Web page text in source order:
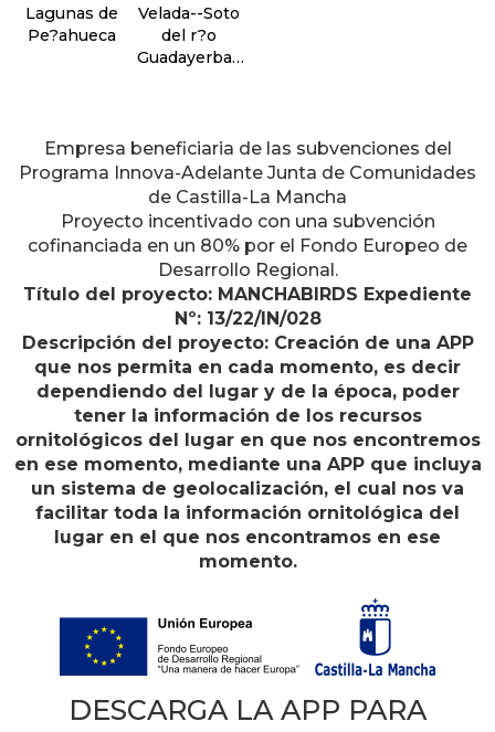
Lagunas de
Pe?ahueca
Velada--Soto
del r?o
Guadayerbas
Empresa beneficiaria de las subvenciones del
Programa Innova-Adelante Junta de Comunidades
de Castilla-La Mancha
Proyecto incentivado con una subvención
cofinanciada en un 80% por el Fondo Europeo de
Desarrollo Regional.
Título del proyecto: MANCHABIRDS Expediente
Nº: 13/22/IN/028
Descripción del proyecto: Creación de una APP
que nos permita en cada momento, es decir
dependiendo del lugar y de la época, poder
tener la información de los recursos
ornitológicos del lugar en que nos encontremos
en ese momento, mediante una APP que incluya
un sistema de geolocalización, el cual nos va
facilitar toda la información ornitológica del
lugar en el que nos encontramos en ese
momento.
DESCARGA LA APP PARA